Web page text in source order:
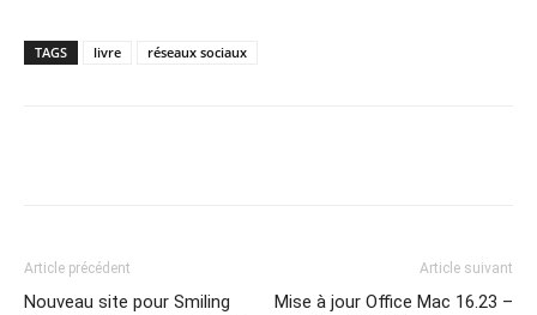
TAGS livre réseaux sociaux
Article précédent
Nouveau site pour Smiling
Article suivant
Mise à jour Office Mac 16.23 –